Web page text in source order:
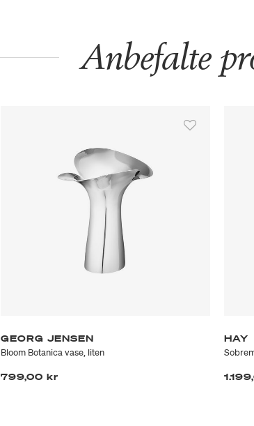
Anbefalte
GEORG JENSEN
Bloom Botanica vase, liten
799,00 kr
HAY